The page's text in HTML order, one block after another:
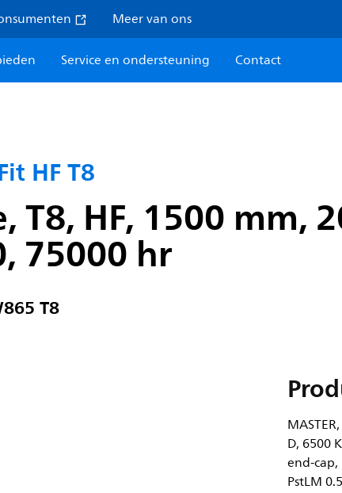
Meer van ons
Service en ondersteuning Contact
HF T8
T8, HF, 1500 mm,
75000 hr
T8
D, 6500
end-cap,
PstLM 0.5